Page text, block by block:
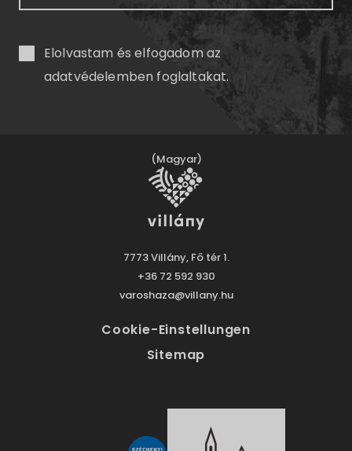
Elolvastam és elfogadom az
adatvédelemben foglaltakat.
(Magyar)
7773 Villány, Fő tér 1.
+36 72 592 930
varoshaza@villany.hu
Cookie-Einstellungen
Sitemap